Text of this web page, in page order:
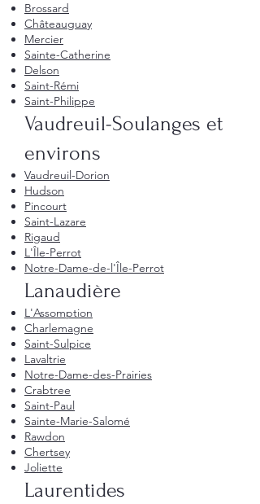
Brossard
Châteauguay
Mercier
Sainte-Catherine
Delson
Saint-Rémi
Saint-Philippe
Vaudreuil-Soulanges et
environs
Vaudreuil-Dorion
Hudson
Pincourt
Saint-Lazare
Rigaud
L'Île-Perrot
Notre-Dame-de-l'Île-Perrot
Lanaudière
L'Assomption
Charlemagne
Saint-Sulpice
Lavaltrie
Notre-Dame-des-Prairies
Crabtree
Saint-Paul
Sainte-Marie-Salomé
Rawdon
Chertsey
Joliette
Laurentides